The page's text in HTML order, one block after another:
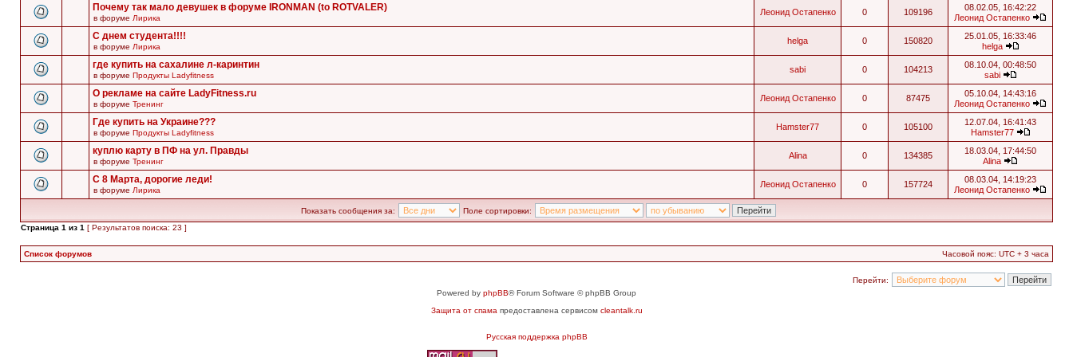
Почему так мало девушек в форуме IRONMAN (to ROTVALER)
в форуме Лирика
Леонид Остапенко 0 109196
08.02.05, 16:42:22
Леонид Остапенко
С днем студента!!!!
в форуме Лирика
helga 0 150820
25.01.05, 16:33:46
helga
где купить на сахалине л-каринтин
в форуме Продукты Ladyfitness
sabi 0 104213
08.10.04, 00:48:50
sabi
О рекламе на сайте LadyFitness.ru
в форуме Тренинг
Леонид Остапенко 0 87475
05.10.04, 14:43:16
Леонид Остапенко
Где купить на Украине???
в форуме Продукты Ladyfitness
Hamster77 0 105100
12.07.04, 16:41:43
Hamster77
куплю карту в ПФ на ул. Правды
в форуме Тренинг
Alina 0 134385
18.03.04, 17:44:50
Alina
С 8 Марта, дорогие леди!
в форуме Лирика
Леонид Остапенко 0 157724
08.03.04, 14:19:23
Леонид Остапенко
Показать сообщения за:
Поле сортировки:
Страница 1 из 1 [ Результатов поиска: 23 ]
Список форумов Часовой пояс: UTC + 3 часа
Перейти:
Powered by phpBB® Forum Software © phpBB Group
Защита от спама предоставлена сервисом cleantalk.ru
Русская поддержка phpBB